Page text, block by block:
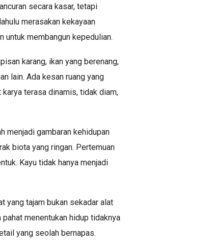
secara kasar, tetapi
merasakan kekayaan
untuk membangun kepedulian.
karang, ikan yang berenang,
lain. Ada kesan ruang yang
terasa dinamis, tidak diam,
menjadi gambaran kehidupan
biota yang ringan. Pertemuan
Kayu tidak hanya menjadi
yang tajam bukan sekadar alat
menentukan hidup tidaknya
yang seolah bernapas.